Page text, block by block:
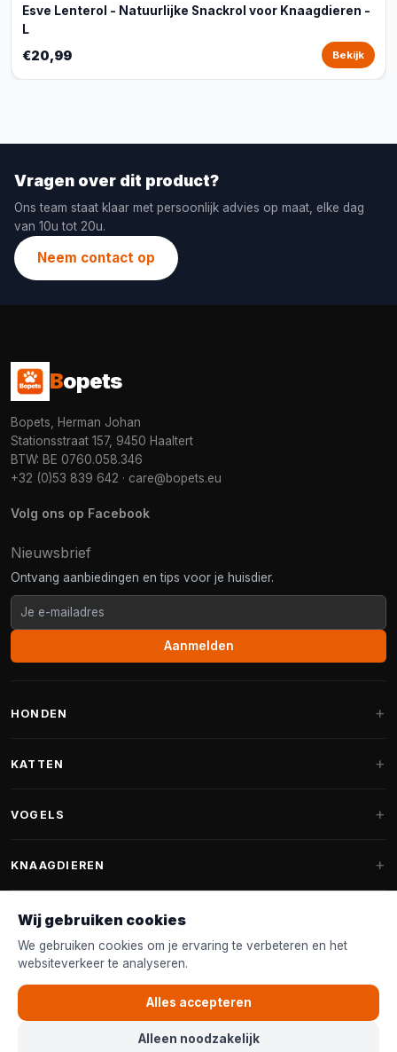
Esve Lenterol - Natuurlijke Snackrol voor Knaagdieren -
L
€20,99 Bekijk
Vragen over dit product?
Ons team staat klaar met persoonlijk advies op maat, elke dag
van 10u tot 20u.
Neem contact op
Bopets
Bopets, Herman Johan
Stationsstraat 157, 9450 Haaltert
BTW: BE 0760.058.346
+32 (0)53 839 642 · care@bopets.eu
Volg ons op Facebook
Nieuwsbrief
Ontvang aanbiedingen en tips voor je huisdier.
Aanmelden
HONDEN
Fantail hondenmanden
Hondenspeelgoed
Halsband & Lijn
Shampoo & Verzorging
KATTEN
Krabpalen voor Maine Coon
Kattenmanden
VOGELS
Vogelvoer binnenvogels
Voederhuisjes
Nestkastjes & Nesting
Tuinvogelvoer
Vogelspeelgoed
KNAAGDIEREN
Knaagdierenvoer
Accessoires
Fantail vervanghoezen
KLANTENSERVICE
Contact & Advies
Wij gebruiken cookies
We gebruiken cookies om je ervaring te verbeteren en het
websiteverkeer te analyseren.
Alles accepteren
Alleen noodzakelijk